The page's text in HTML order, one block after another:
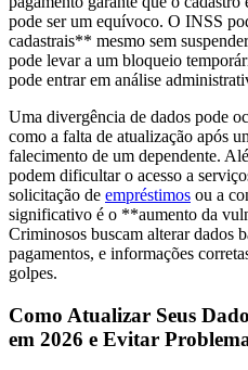
pode ser um equívoco. O INSS
cadastrais** mesmo sem
pode levar a um bloqueio
pode entrar em análise
Uma divergência de dados pode
como a falta de atualização após
falecimento de um dependente.
podem dificultar o acesso a
solicitação de empréstimos ou a
significativo é o **aumento da
Criminosos buscam alterar dados
pagamentos, e informações
golpes.
Como Atualizar Seus
em 2026 e Evitar